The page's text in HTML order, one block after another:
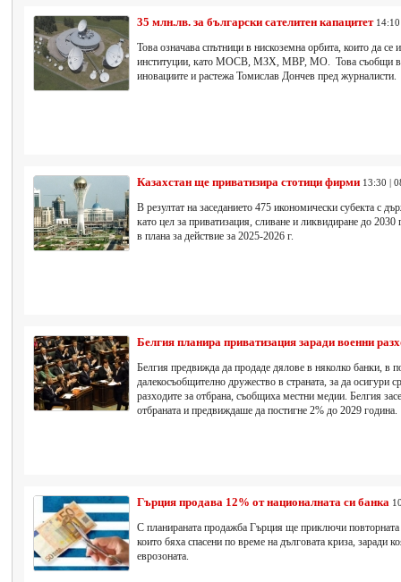
35 млн.лв. за български сателитен капацитет
Това означава спътници в нискоземна орбита, които да се
институции, като МОСВ, МЗХ, МВР, МО. Това съобщи
иновациите и растежа Томислав Дончев пред журналисти.
Казахстан ще приватизира стотици фирми 13:30 |
В резултат на заседанието 475 икономически субекта с
като цел за приватизация, сливане и ликвидиране до
в плана за действие за 2025-2026 г.
Белгия планира приватизация заради военни
Белгия предвижда да продаде дялове в няколко банки, в
далекосъобщително дружество в страната, за да осигури
разходите за отбрана, съобщиха местни медии. Белгия
отбраната и предвиждаше да постигне 2% до 2029 година.
Гърция продава 12% от националната си банка
С планираната продажба Гърция ще приключи повторната
които бяха спасени по време на дълговата криза, заради
еврозоната.